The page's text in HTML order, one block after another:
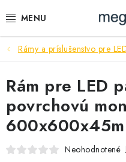
na
PRIEMYSEL
SVIETIDLÁ
ŽIAROVKY A TRUBICE
PRACOVNÉ SVIETIDLÁ
Rámy a príslušenstvo pre
Rám pre LED
povrchovú
Neohodnotené